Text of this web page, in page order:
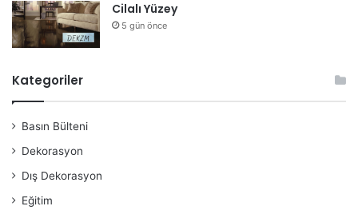
Cilalı Yüzey
5 gün önce
Kategoriler
Basın Bülteni
Dekorasyon
Dış Dekorasyon
Eğitim